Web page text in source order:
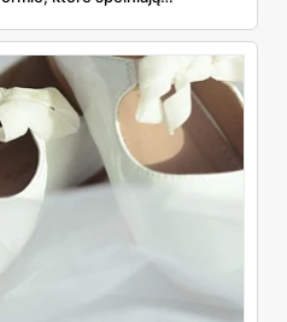
cenowo.